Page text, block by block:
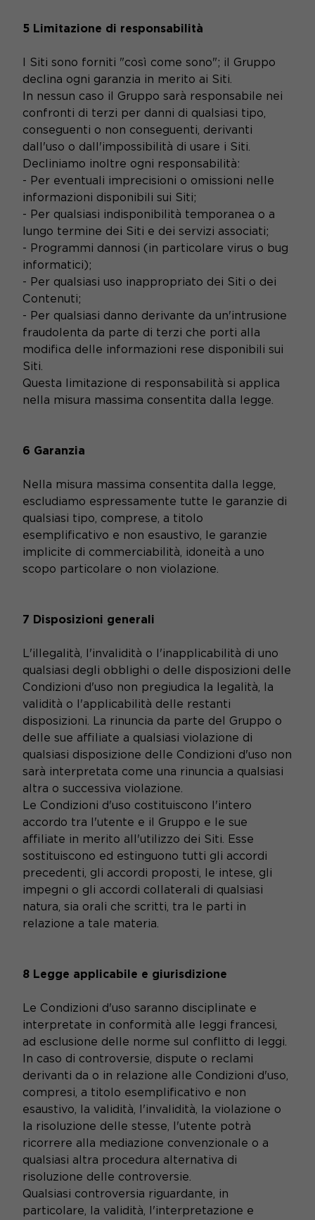
5 Limitazione di responsabilità
I Siti sono forniti "così come sono"; il Gruppo
declina ogni garanzia in merito ai Siti.
In nessun caso il Gruppo sarà responsabile nei
confronti di terzi per danni di qualsiasi tipo,
conseguenti o non conseguenti, derivanti
dall'uso o dall'impossibilità di usare i Siti.
Decliniamo inoltre ogni responsabilità:
- Per eventuali imprecisioni o omissioni nelle
informazioni disponibili sui Siti;
- Per qualsiasi indisponibilità temporanea o a
lungo termine dei Siti e dei servizi associati;
- Programmi dannosi (in particolare virus o bug
informatici);
- Per qualsiasi uso inappropriato dei Siti o dei
Contenuti;
- Per qualsiasi danno derivante da un'intrusione
fraudolenta da parte di terzi che porti alla
modifica delle informazioni rese disponibili sui
Siti.
Questa limitazione di responsabilità si applica
nella misura massima consentita dalla legge.
6 Garanzia
Nella misura massima consentita dalla legge,
escludiamo espressamente tutte le garanzie di
qualsiasi tipo, comprese, a titolo
esemplificativo e non esaustivo, le garanzie
implicite di commerciabilità, idoneità a uno
scopo particolare o non violazione.
7 Disposizioni generali
L'illegalità, l'invalidità o l'inapplicabilità di uno
qualsiasi degli obblighi o delle disposizioni delle
Condizioni d'uso non pregiudica la legalità, la
validità o l'applicabilità delle restanti
disposizioni. La rinuncia da parte del Gruppo o
delle sue affiliate a qualsiasi violazione di
qualsiasi disposizione delle Condizioni d'uso non
sarà interpretata come una rinuncia a qualsiasi
altra o successiva violazione.
Le Condizioni d'uso costituiscono l'intero
accordo tra l'utente e il Gruppo e le sue
affiliate in merito all'utilizzo dei Siti. Esse
sostituiscono ed estinguono tutti gli accordi
precedenti, gli accordi proposti, le intese, gli
impegni o gli accordi collaterali di qualsiasi
natura, sia orali che scritti, tra le parti in
relazione a tale materia.
8 Legge applicabile e giurisdizione
Le Condizioni d'uso saranno disciplinate e
interpretate in conformità alle leggi francesi,
ad esclusione delle norme sul conflitto di leggi.
In caso di controversie, dispute o reclami
derivanti da o in relazione alle Condizioni d'uso,
compresi, a titolo esemplificativo e non
esaustivo, la validità, l'invalidità, la violazione o
la risoluzione delle stesse, l'utente potrà
ricorrere alla mediazione convenzionale o a
qualsiasi altra procedura alternativa di
risoluzione delle controversie.
Qualsiasi controversia riguardante, in
particolare, la validità, l'interpretazione e